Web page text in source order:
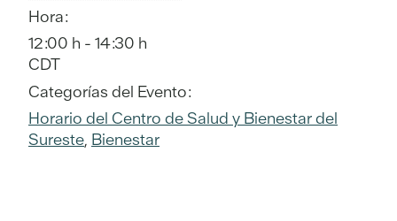
Hora:
12:00 h - 14:30 h
CDT
Categorías del Evento:
Horario del Centro de Salud y Bienestar del
Sureste, Bienestar